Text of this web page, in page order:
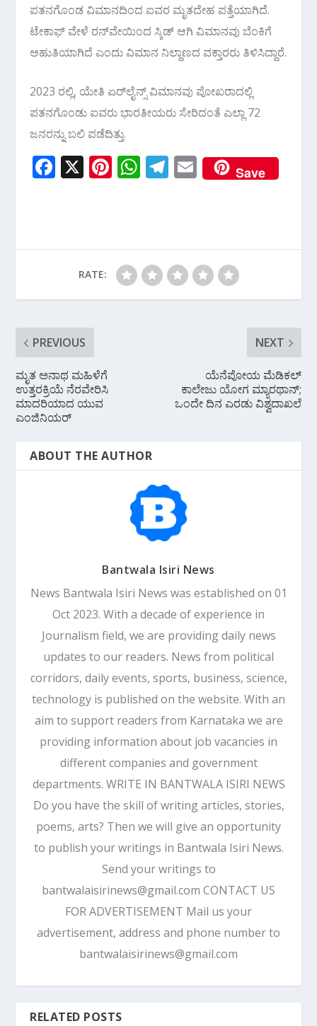
ಪತನಗೊಂಡ ವಿಮಾನದಿಂದ ಐವರ ಮೃತದೇಹ ಪತ್ತೆಯಾಗಿದೆ.
ಟೇಕಾಫ್ ವೇಳೆ ರನ್‌ವೇಯಿಂದ ಸ್ಕಿಡ್‌ ಆಗಿ ವಿಮಾನವು ಬೆಂಕಿಗೆ
ಆಹುತಿಯಾಗಿದೆ ಎಂದು ವಿಮಾನ ನಿಲ್ದಾಣದ ವಕ್ತಾರರು ತಿಳಿಸಿದ್ದಾರೆ.
2023 ರಲ್ಲಿ, ಯೇತಿ ಏರ್‌ಲೈನ್ಸ್ ವಿಮಾನವು ಪೋಖರಾದಲ್ಲಿ
ಪತನಗೊಂಡು ಐವರು ಭಾರತೀಯರು ಸೇರಿದಂತೆ ಎಲ್ಲಾ 72
ಜನರನ್ನು ಬಲಿ ಪಡೆದಿತ್ತು.
F
o
k
X Pi
st
W
A
p
p
T
a
m
E
m
Save
RATE:
PREVIOUS
ಮೃತ ಅನಾಥ ಮಹಿಳೆಗೆ
ಉತ್ತರಕ್ರಿಯೆ ನೆರವೇರಿಸಿ
ಮಾದರಿಯಾದ ಯುವ
ಎಂಜಿನಿಯರ್
NEXT
ಯೆನೆಪೋಯ ಮೆಡಿಕಲ್
ಕಾಲೇಜು ಯೋಗ ಮ್ಯಾರಥಾನ್;
ಒಂದೇ ದಿನ ಎರಡು ವಿಶ್ವದಾಖಲೆ
ABOUT THE AUTHOR
Bantwala Isiri News
News Bantwala Isiri News was established on 01
Oct 2023. With a decade of experience in
Journalism field, we are providing daily news
updates to our readers. News from political
corridors, daily events, sports, business, science,
technology is published on the website. With an
aim to support readers from Karnataka we are
providing information about job vacancies in
different companies and government
departments. WRITE IN BANTWALA ISIRI NEWS
Do you have the skill of writing articles, stories,
poems, arts? Then we will give an opportunity
to publish your writings in Bantwala Isiri News.
Send your writings to
bantwalaisirinews@gmail.com CONTACT US
FOR ADVERTISEMENT Mail us your
advertisement, address and phone number to
bantwalaisirinews@gmail.com
RELATED POSTS